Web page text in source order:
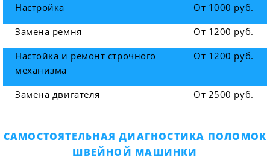
Настройка
От 1000 руб.
Замена ремня
От 1200 руб.
Настойка и ремонт строчного
механизма
От 1200 руб.
Замена двигателя От 2500 руб.
САМОСТОЯТЕЛЬНАЯ ДИАГНОСТИКА ПОЛОМОК
ШВЕЙНОЙ МАШИНКИ